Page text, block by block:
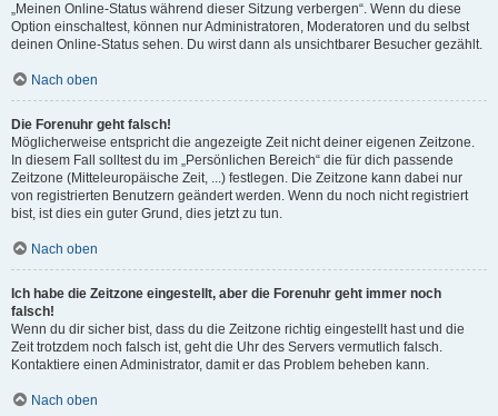
„Meinen Online-Status während dieser Sitzung verbergen“. Wenn du diese
Option einschaltest, können nur Administratoren, Moderatoren und du selbst
deinen Online-Status sehen. Du wirst dann als unsichtbarer Besucher gezählt.
Nach oben
Die Forenuhr geht falsch!
Möglicherweise entspricht die angezeigte Zeit nicht deiner eigenen Zeitzone.
In diesem Fall solltest du im „Persönlichen Bereich“ die für dich passende
Zeitzone (Mitteleuropäische Zeit, ...) festlegen. Die Zeitzone kann dabei nur
von registrierten Benutzern geändert werden. Wenn du noch nicht registriert
bist, ist dies ein guter Grund, dies jetzt zu tun.
Nach oben
Ich habe die Zeitzone eingestellt, aber die Forenuhr geht immer noch
falsch!
Wenn du dir sicher bist, dass du die Zeitzone richtig eingestellt hast und die
Zeit trotzdem noch falsch ist, geht die Uhr des Servers vermutlich falsch.
Kontaktiere einen Administrator, damit er das Problem beheben kann.
Nach oben